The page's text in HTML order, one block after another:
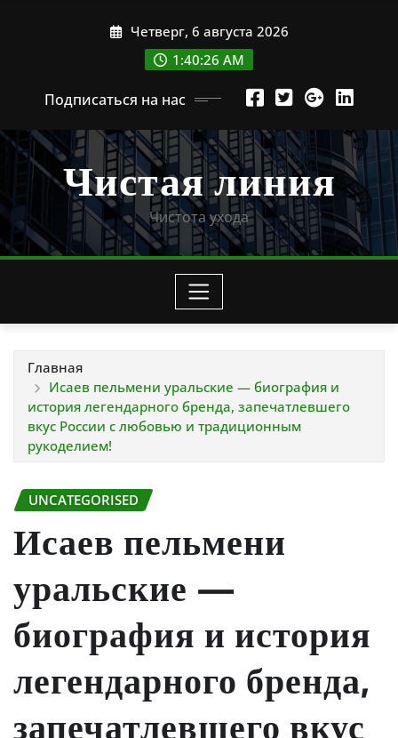
Четверг, 6 августа 2026
1:40:27 AM
Подписаться на нас
Чистая линия
Чистота ухода
Главная
Исаев пельмени уральские — биография и
история легендарного бренда, запечатлевшего
вкус России с любовью и традиционным
рукоделием!
UNCATEGORISED
Исаев пельмени
уральские —
биография и история
легендарного бренда,